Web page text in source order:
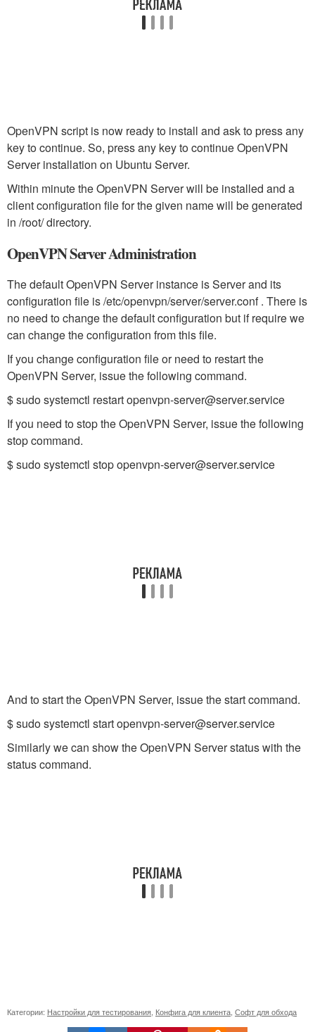
OpenVPN script is now ready to install and ask to press any
key to continue. So, press any key to continue OpenVPN
Server installation on Ubuntu Server.
Within minute the OpenVPN Server will be installed and a
client configuration file for the given name will be generated
in /root/ directory.
OpenVPN Server Administration
The default OpenVPN Server instance is Server and its
configuration file is /etc/openvpn/server/server.conf . There is
no need to change the default configuration but if require we
can change the configuration from this file.
If you change configuration file or need to restart the
OpenVPN Server, issue the following command.
$ sudo systemctl restart openvpn-server@server.service
If you need to stop the OpenVPN Server, issue the following
stop command.
$ sudo systemctl stop openvpn-server@server.service
And to start the OpenVPN Server, issue the start command.
$ sudo systemctl start openvpn-server@server.service
Similarly we can show the OpenVPN Server status with the
status command.
Категории: Настройки для тестирования Конфига для клиента Софт для обхода